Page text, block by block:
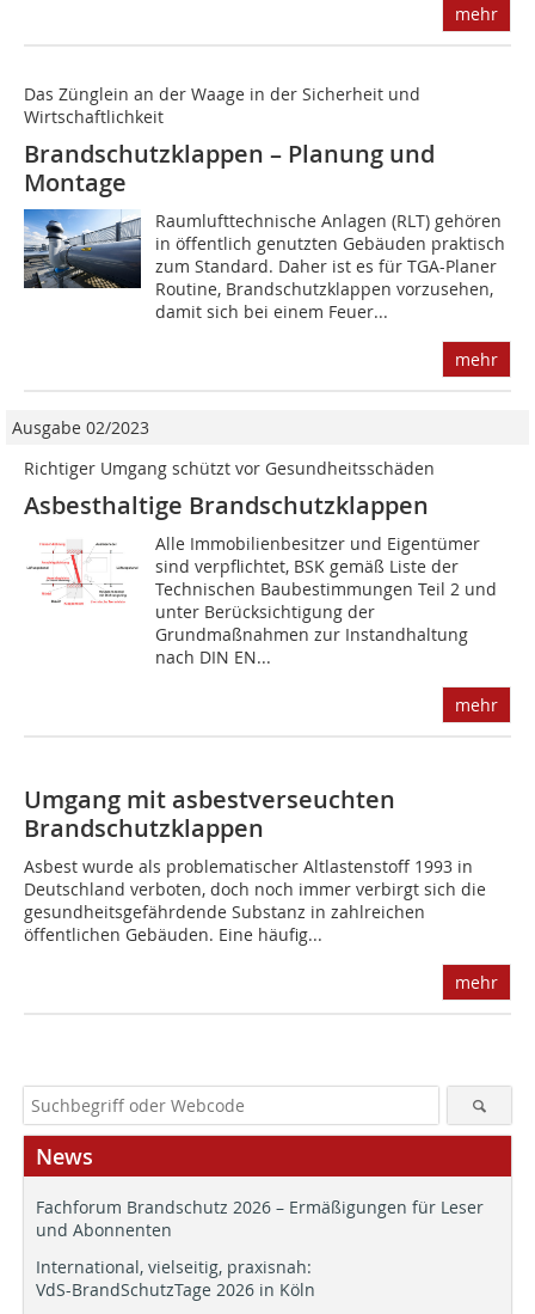
mehr
Das Zünglein an der Waage in der Sicherheit und
Wirtschaftlichkeit
Brandschutzklappen – Planung und
Montage
Raumlufttechnische Anlagen (RLT) gehören
in öffentlich genutzten Gebäuden praktisch
zum Standard. Daher ist es für TGA-Planer
Routine, Brandschutzklappen vorzusehen,
damit sich bei einem Feuer...
mehr
Ausgabe 02/2023
Richtiger Umgang schützt vor Gesundheitsschäden
Asbesthaltige Brandschutzklappen
Alle Immobilienbesitzer und Eigentümer
sind verpflichtet, BSK gemäß Liste der
Technischen Baubestimmungen Teil 2 und
unter Berücksichtigung der
Grundmaßnahmen zur Instandhaltung
nach DIN EN...
mehr
Umgang mit asbestverseuchten
Brandschutzklappen
Asbest wurde als problematischer Altlastenstoff 1993 in
Deutschland verboten, doch noch immer verbirgt sich die
gesundheitsgefährdende Substanz in zahlreichen
öffentlichen Gebäuden. Eine häufig...
mehr
News
Fachforum Brandschutz 2026 – Ermäßigungen für Leser
und Abonnenten
International, vielseitig, praxisnah:
VdS-BrandSchutzTage 2026 in Köln